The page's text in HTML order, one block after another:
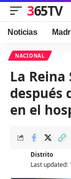
365TV
Noticias
NACIONAL
La
después
en el
Last updated:
Distrito